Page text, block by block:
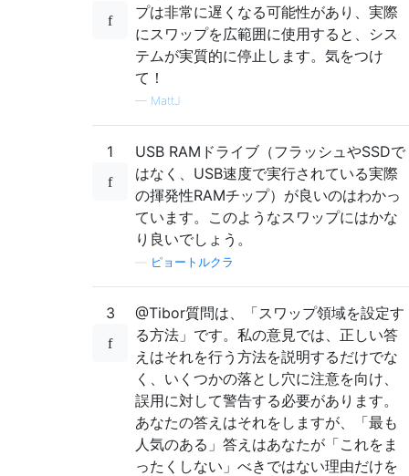
プは非常に遅くなる可能性があり、実際
にスワップを広範囲に使用すると、シス
テムが実質的に停止します。気をつけ
て！
— MattJ
1
USB RAMドライブ（フラッシュやSSDで
はなく、USB速度で実行されている実際
の揮発性RAMチップ）が良いのはわかっ
ています。このようなスワップにはかな
り良いでしょう。
ピョートルクラ
3
@Tibor質問は、「スワップ領域を設定す
る方法」です。私の意見では、正しい答
えはそれを行う方法を説明するだけでな
く、いくつかの落とし穴に注意を向け、
誤用に対して警告する必要があります。
あなたの答えはそれをしますが、「最も
人気のある」答えはあなたが「これをま
ったくしない」べきではない理由だけを